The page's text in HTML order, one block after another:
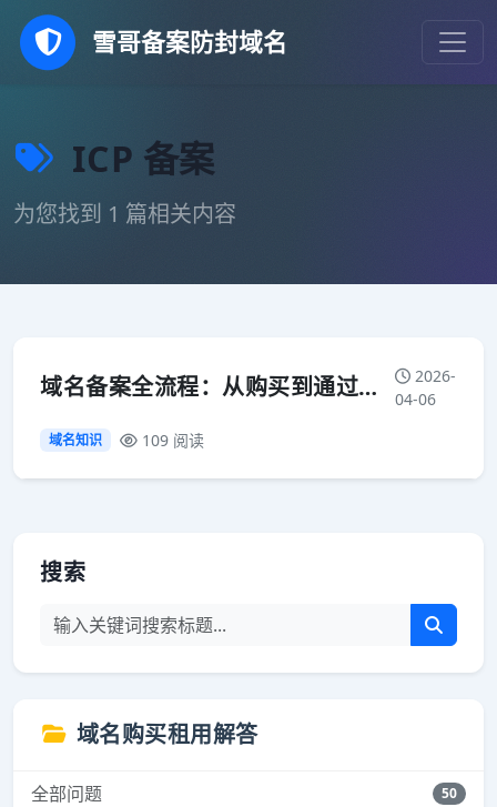
雪哥备案防封域名
ICP 备案
为您找到 1 篇相关内容
域名备案全流程：从购买到通过，我整理了这 7 个关键步骤
2026-
04-06
域名知识 109 阅读
搜索
域名购买租用解答
全部问题 50